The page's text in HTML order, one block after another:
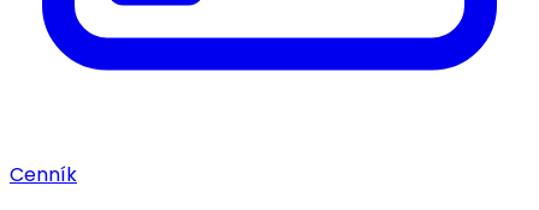
Cenník